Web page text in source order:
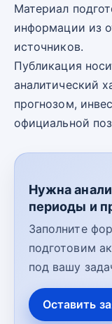
Материал
информации из
источников.
Публикация
аналитический
прогнозом,
официальной
Нужна
периоды и
Заполните
подготовим
под вашу
Оставить